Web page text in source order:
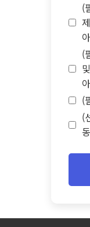
(
(
(
(